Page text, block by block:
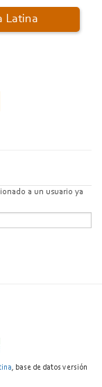
Latina
a un usuario ya
, base de datos versión